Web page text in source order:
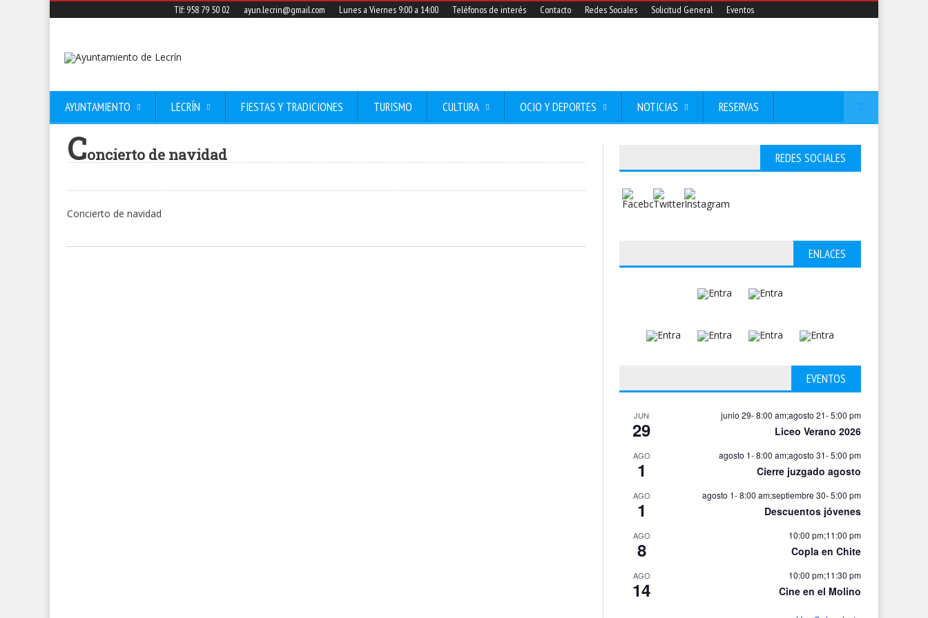
Tlf: 958 79 50 02 ayun.lecrin@gmail.com Lunes a Viernes 9:00 a 14:00 Teléfonos de interés Contacto Redes Sociales Solicitud General Eventos
AYUNTAMIENTO LECRÍN FIESTAS Y TRADICIONES TURISMO CULTURA OCIO Y DEPORTES NOTICIAS RESERVAS
Concierto de navidad
Concierto de navidad
REDES SOCIALES
ENLACES
EVENTOS
JUN
29
junio 29- 8:00 am;agosto 21- 5:00 pm
Liceo Verano 2026
AGO
1
agosto 1- 8:00 am;agosto 31- 5:00 pm
Cierre juzgado agosto
AGO
1
agosto 1- 8:00 am;septiembre 30- 5:00 pm
Descuentos jóvenes
AGO
8
10:00 pm;11:00 pm
Copla en Chite
AGO
14
10:00 pm;11:30 pm
Cine en el Molino